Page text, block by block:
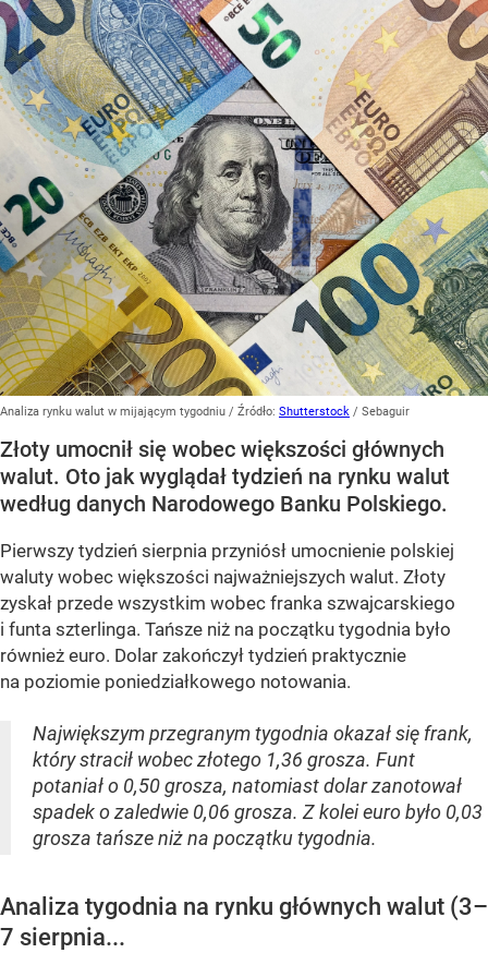
Analiza rynku walut w mijającym tygodniu / Źródło: Shutterstock / Sebaguir
Złoty umocnił się wobec większości głównych
walut. Oto jak wyglądał tydzień na rynku walut
według danych Narodowego Banku Polskiego.
Pierwszy tydzień sierpnia przyniósł umocnienie polskiej
waluty wobec większości najważniejszych walut. Złoty
zyskał przede wszystkim wobec franka szwajcarskiego
i funta szterlinga. Tańsze niż na początku tygodnia było
również euro. Dolar zakończył tydzień praktycznie
na poziomie poniedziałkowego notowania.
Największym przegranym tygodnia okazał się frank,
który stracił wobec złotego 1,36 grosza. Funt
potaniał o 0,50 grosza, natomiast dolar zanotował
spadek o zaledwie 0,06 grosza. Z kolei euro było 0,03
grosza tańsze niż na początku tygodnia.
Analiza tygodnia na rynku głównych walut (3–
7 sierpnia...